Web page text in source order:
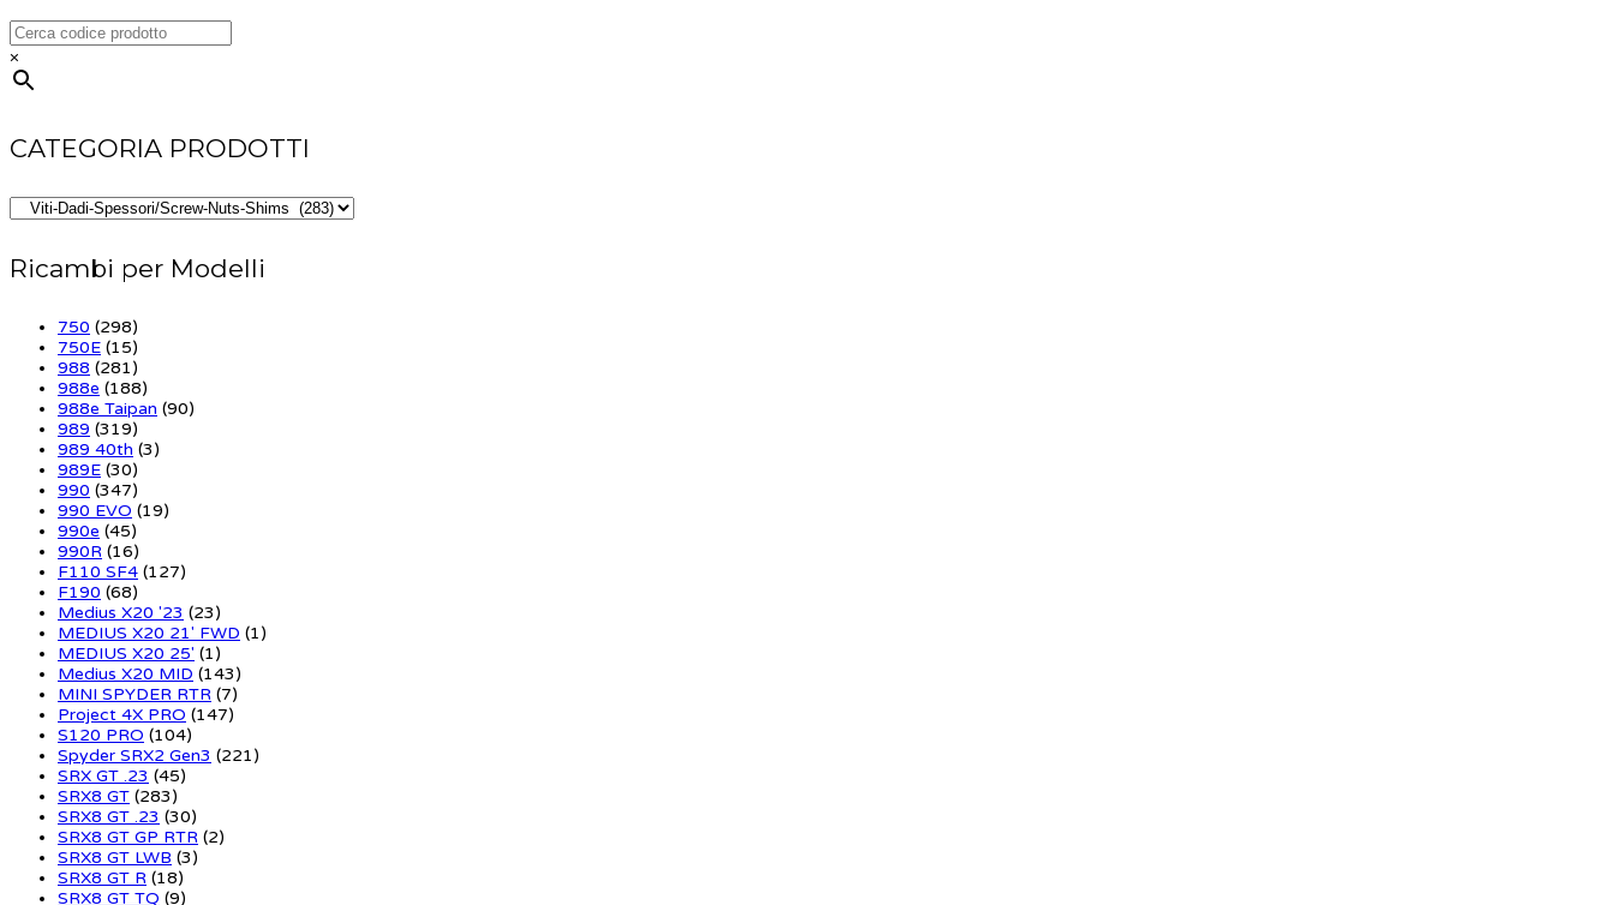
×
CATEGORIA PRODOTTI
Ricambi per Modelli
750 (298)
750E (15)
988 (281)
988e (188)
988e Taipan (90)
989 (319)
989 40th (3)
989E (30)
990 (347)
990 EVO (19)
990e (45)
990R (16)
F110 SF4 (127)
F190 (68)
Medius X20 '23 (23)
MEDIUS X20 21' FWD (1)
MEDIUS X20 25' (1)
Medius X20 MID (143)
MINI SPYDER RTR (7)
Project 4X PRO (147)
S120 PRO (104)
Spyder SRX2 Gen3 (221)
SRX GT .23 (45)
SRX8 GT (283)
SRX8 GT .23 (30)
SRX8 GT GP RTR (2)
SRX8 GT LWB (3)
SRX8 GT R (18)
SRX8 GT TQ (9)